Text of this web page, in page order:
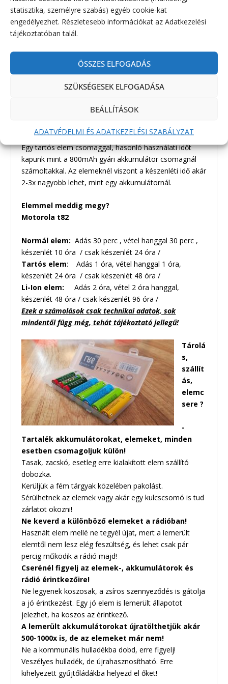
statisztika, személyre szabás) egyéb cookie-kat
engedélyezhet. Részletesebb információkat az Adatkezelési
tájékoztatóban talál.
ÖSSZES ELFOGADÁS
SZÜKSÉGESEK ELFOGADÁSA
BEÁLLÍTÁSOK
ADATVÉDELMI ÉS ADATKEZELÉSI SZABÁLYZAT
számológéppel csücsülnek a rádióban, hogy hoppá
799mAh-nál kikapcs ? Ezért az egy órányi adást és egy
órányi vételt egy napra lebontva nézzük, ha csak a
pletykálunk megállás nélkül.
Rövid periódusok, 3-5mp PTT /adás gomb/ nyomással
kímélni tudjuk az elemeket vagy akkumulátorokat!
Ezeket betartva egész nap ki fog tartani a rádió egy
Tartalék elemekkel, vagy nagyobb kapacitású
rádió használati idejét.
Egy tartós elem csomaggal, hasonló használati időt
kapunk mint a 800mAh gyári akkumulátor csomagnál
számoltakkal. Az elemeknél viszont a készenléti idő akár
2-3x nagyobb lehet, mint egy akkumulátornál.
Elemmel meddig megy?
Motorola t82
Normál elem: Adás 30 perc , vétel hanggal 30 perc ,
készenlét 10 óra / csak készenlét 24 óra /
Tartós elem: Adás 1 óra, vétel hanggal 1 óra,
készenlét 24 óra / csak készenlét 48 óra /
Li-Ion elem:
Adás 2 óra, vétel 2 óra hanggal,
készenlét 48 óra / csak készenlét 96 óra /
Ezek a számolások csak technikai adatok, sok
mindentől függ még, tehát tájékoztató jellegű!
Tárolá
s,
szállít
ás,
elemc
sere?
-
Tartalék akkumulátorokat, elemeket, minden
esetben csomagoljuk külön!
Tasak, zacskó, esetleg erre kialakított elem szállító
dobozka.
Kerüljük a fém tárgyak közelében pakolást.
Sérülhetnek az elemek vagy akár egy kulcscsomó is tud
zárlatot okozni!
Ne keverd a különböző elemeket a rádióban!
Használt elem mellé ne tegyél újat, mert a lemerült
elemtől nem lesz elég feszültség, és lehet csak pár
percig működik a rádió majd!
Cserénél figyelj az elemek-, akkumulátorok és
rádió érintkezőire!
Ne legyenek koszosak, a zsíros szennyeződés is gátolja
a jó érintkezést. Egy jó elem is lemerült állapotot
jelezhet, ha koszos az érintkező.
A lemerült akkumulátorokat újratölthetjük akár
500-1000x is, de az elemeket már nem!
Ne a kommunális hulladékba dobd, erre figyelj!
Veszélyes hulladék, de újrahasznosítható. Erre
kihelyezett gyűjtőládákba helyezd el őket!